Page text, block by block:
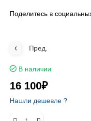
Поделитесь в
Пред.
В наличии
16 100₽
Нашли дешевле ?